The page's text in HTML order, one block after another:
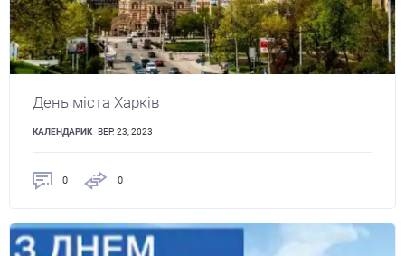
День міста Харків
КАЛЕНДАРИК ВЕР. 23, 2023
0 0